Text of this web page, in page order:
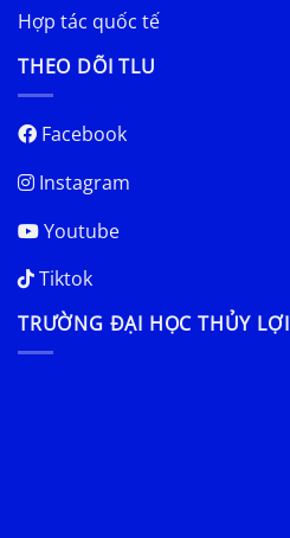
Hợp tác quốc tế
THEO DÕI TLU
Facebook
Instagram
Youtube
Tiktok
TRƯỜNG ĐẠI HỌC THỦY LỢI